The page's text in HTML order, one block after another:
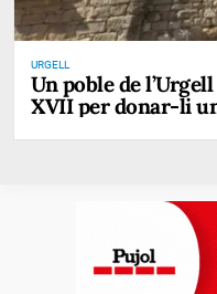
URGELL
Un poble de
XVII per donar-li